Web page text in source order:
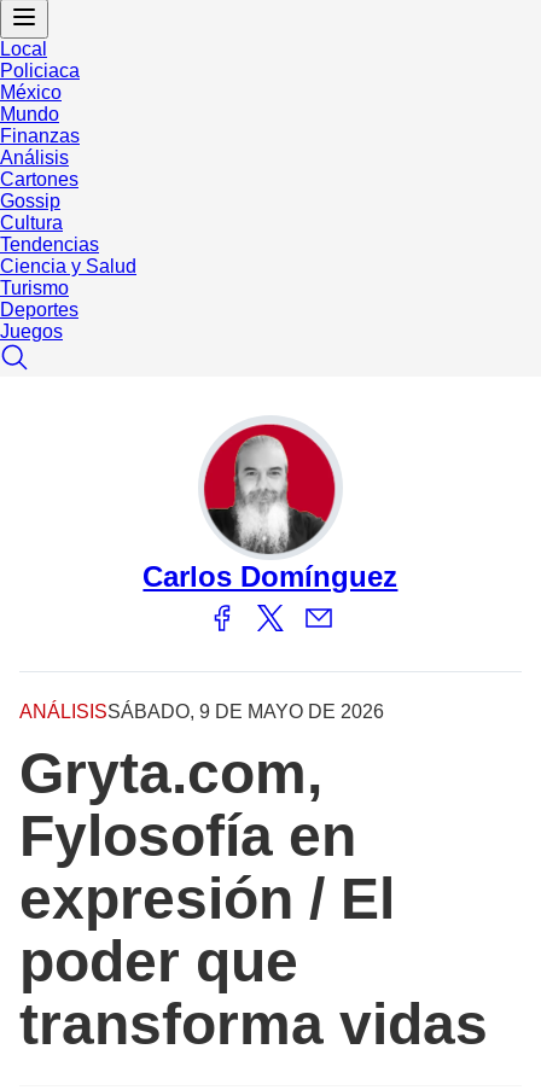
Local
Policiaca
México
Mundo
Finanzas
Análisis
Cartones
Gossip
Cultura
Tendencias
Ciencia y Salud
Turismo
Deportes
Juegos
Carlos Domínguez
ANÁLISISSÁBADO, 9 DE MAYO DE 2026
Gryta.com,
Fylosofía en
expresión / El
poder que
transforma vidas